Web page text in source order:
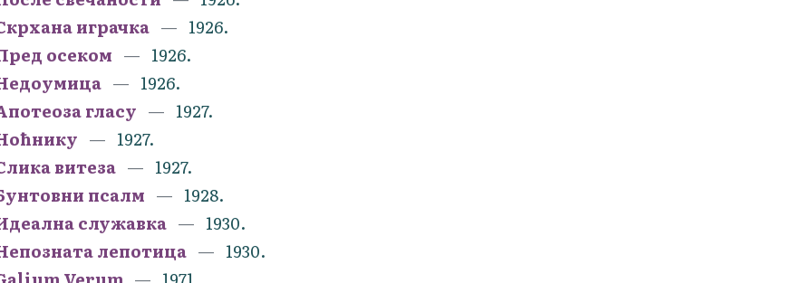
играчка
1926.
осеком
1926.
1926.
гласу
1927.
1927.
витеза
1927.
псалм
1928.
служавка
1930.
лепотица
1930.